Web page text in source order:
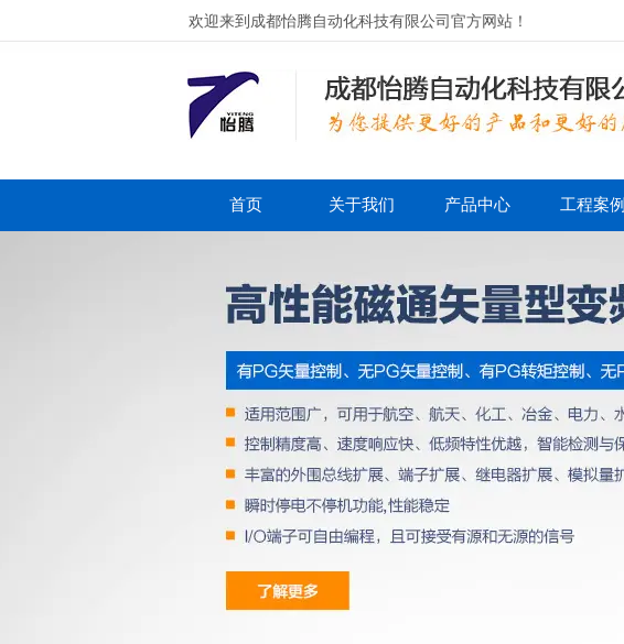
欢迎来到成都怡腾自动化科技有限公司官方网站！
首页 关于我们 产品中心 工程案例